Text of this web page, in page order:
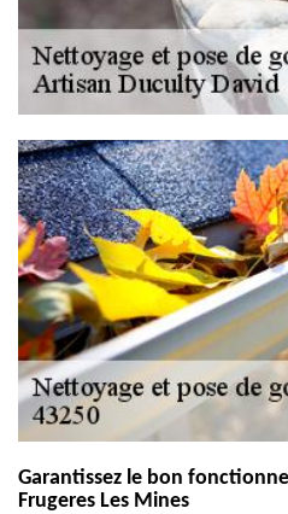
Garantissez le bon
Frugeres Les Mines